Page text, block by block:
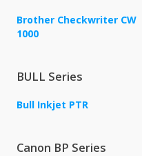
Brother Checkwriter CW
1000
BULL Series
Bull Inkjet PTR
Canon BP Series